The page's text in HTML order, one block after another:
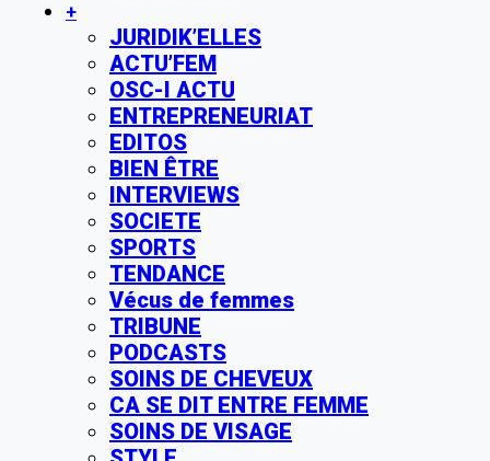
+
JURIDIK’ELLES
ACTU’FEM
OSC-I ACTU
ENTREPRENEURIAT
EDITOS
BIEN ÊTRE
INTERVIEWS
SOCIETE
SPORTS
TENDANCE
Vécus de femmes
TRIBUNE
PODCASTS
SOINS DE CHEVEUX
CA SE DIT ENTRE FEMME
SOINS DE VISAGE